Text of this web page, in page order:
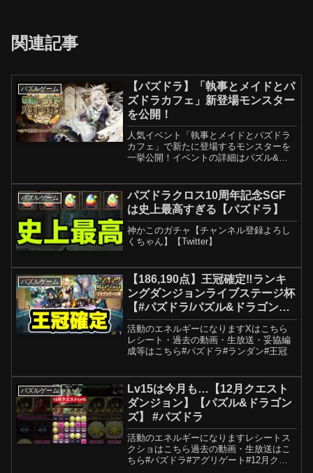
関連記事
パズルゲーム
【パズドラ】「執事とメイドとパ
ズドラカフェ」新登場モンスター
を公開！
人気イベント「執事とメイドとパズドラ
カフェ」で新たに登場するモンスターを
一挙公開！イベントの詳細はパズル&ド
ラゴンズ』のアプリについてはコチラ
■App Store ■G...
パズルゲーム
パズドラクロス10周年記念SGF
は史上最高すぎる【パズドラ】
神かこのガチャ【チャンネル登録よろし
くちゃん】【Twitter】
パズルゲーム
【186,190点】王冠確定‼️ランキ
ングダンジョンライブステージ杯
【#パズドラ/パズル&ドラゴン
ズ】
活動のエネルギーになりますXはこちら
レシート・過去の動画・生放送・妥協編
成等はこちら#パズドラ#ランダン#王冠
パズルゲーム
Lv15は今月も…【12月クエスト
ダンジョン】【パズル&ドラゴン
ズ】 #パズドラ
活動のエネルギーになりますレシートス
クショはこちら過去の動画・生放送はこ
ちら#パズドラ#アグリゲート#12月クエ